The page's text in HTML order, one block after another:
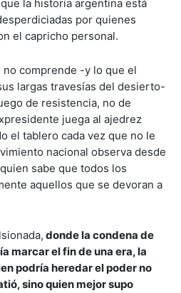
la historia argentina está
por quienes
el capricho personal.
comprende -y lo que el
largas travesías del desierto-
de resistencia, no de
juega al ajedrez
el tablero cada vez que no le
nacional observa desde
sabe que todos los
aquellos que se devoran a
donde la condena de
marcar el fin de una era, la
podría heredar el poder no
sino quien mejor supo